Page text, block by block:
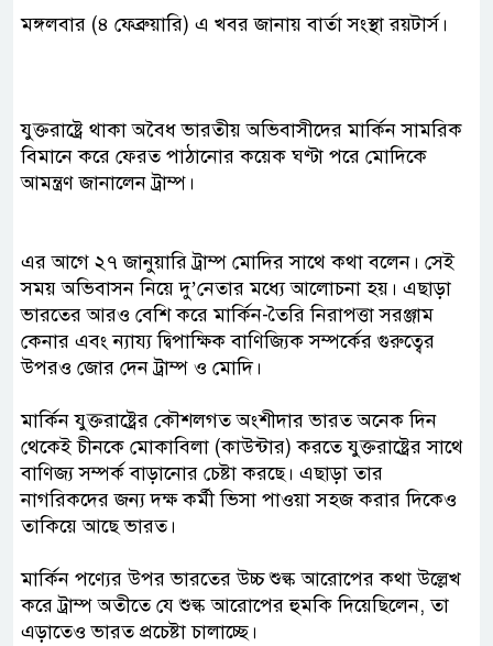
মঙ্গলবার (৪ ফেব্রুয়ারি) এ খবর জানায় বার্তা সংস্থা রয়টার্স।
যুক্তরাষ্ট্রে থাকা অবৈধ ভারতীয় অভিবাসীদের মার্কিন সামরিক
বিমানে করে ফেরত পাঠানোর কয়েক ঘণ্টা পরে মোদিকে
আমন্ত্রণ জানালেন ট্রাম্প।
এর আগে ২৭ জানুয়ারি ট্রাম্প মোদির সাথে কথা বলেন। সেই
সময় অভিবাসন নিয়ে দু’নেতার মধ্যে আলোচনা হয়। এছাড়া
ভারতের আরও বেশি করে মার্কিন-তৈরি নিরাপত্তা সরঞ্জাম
কেনার এবং ন্যায্য দ্বিপাক্ষিক বাণিজ্যিক সম্পর্কের গুরুত্বের
উপরও জোর দেন ট্রাম্প ও মোদি।
মার্কিন যুক্তরাষ্ট্রের কৌশলগত অংশীদার ভারত অনেক দিন
থেকেই চীনকে মোকাবিলা (কাউন্টার) করতে যুক্তরাষ্ট্রের সাথে
বাণিজ্য সম্পর্ক বাড়ানোর চেষ্টা করছে। এছাড়া তার
নাগরিকদের জন্য দক্ষ কর্মী ভিসা পাওয়া সহজ করার দিকেও
তাকিয়ে আছে ভারত।
মার্কিন পণ্যের উপর ভারতের উচ্চ শুল্ক আরোপের কথা উল্লেখ
করে ট্রাম্প অতীতে যে শুল্ক আরোপের হুমকি দিয়েছিলেন, তা
এড়াতেও ভারত প্রচেষ্টা চালাচ্ছে।